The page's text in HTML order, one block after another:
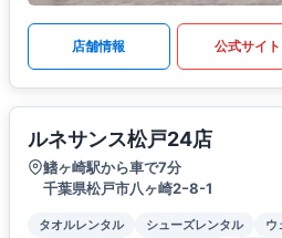
店舗情報 公式サイト
ルネサンス松戸24店
鰭ヶ崎駅から車で7分
千葉県松戸市八ヶ崎2ｰ8-1
タオルレンタル シューズレンタル
ウ